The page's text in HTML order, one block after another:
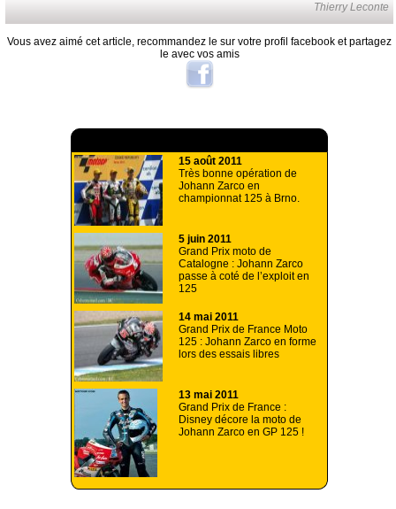
Thierry Leconte
Vous avez aimé cet article, recommandez le sur votre profil facebook et partagez
le avec vos amis
15 août 2011
Très bonne opération de
Johann Zarco en
championnat 125 à Brno.
5 juin 2011
Grand Prix moto de
Catalogne : Johann Zarco
passe à coté de l’exploit en
125
14 mai 2011
Grand Prix de France Moto
125 : Johann Zarco en forme
lors des essais libres
13 mai 2011
Grand Prix de France :
Disney décore la moto de
Johann Zarco en GP 125 !